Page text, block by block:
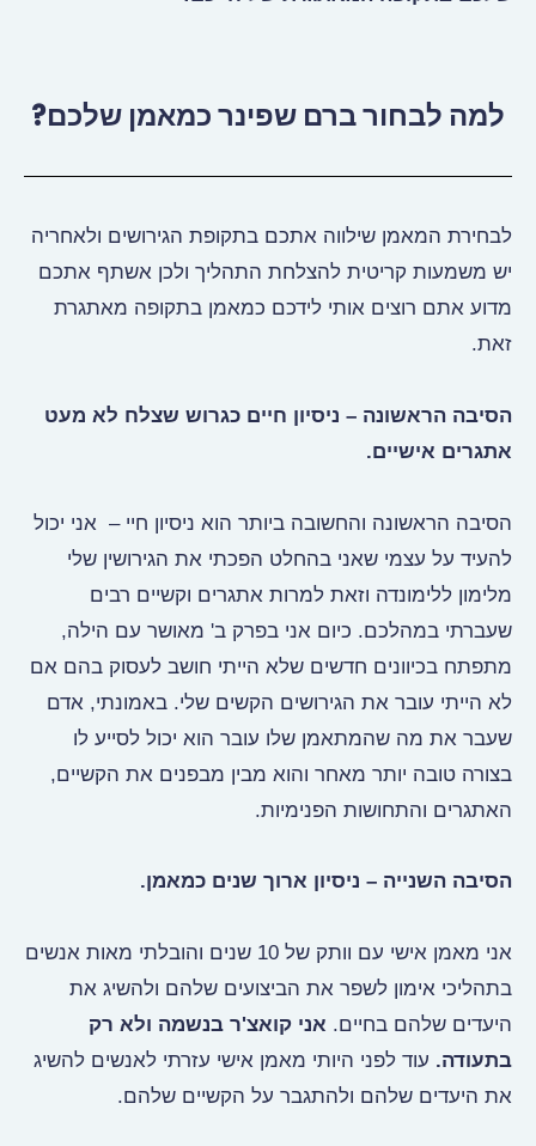
למה לבחור ברם שפינר כמאמן שלכם?
לבחירת המאמן שילווה אתכם בתקופת הגירושים ולאחריה
יש משמעות קריטית להצלחת התהליך ולכן אשתף אתכם
מדוע אתם רוצים אותי לידכם כמאמן בתקופה מאתגרת
זאת.
הסיבה הראשונה – ניסיון חיים כגרוש שצלח לא מעט
אתגרים אישיים.
הסיבה הראשונה והחשובה ביותר הוא ניסיון חיי – אני יכול
להעיד על עצמי שאני בהחלט הפכתי את הגירושין שלי
מלימון ללימונדה וזאת למרות אתגרים וקשיים רבים
שעברתי במהלכם. כיום אני בפרק ב' מאושר עם הילה,
מתפתח בכיוונים חדשים שלא הייתי חושב לעסוק בהם אם
לא הייתי עובר את הגירושים הקשים שלי. באמונתי, אדם
שעבר את מה שהמתאמן שלו עובר הוא יכול לסייע לו
בצורה טובה יותר מאחר והוא מבין מבפנים את הקשיים,
האתגרים והתחושות הפנימיות.
הסיבה השנייה – ניסיון ארוך שנים כמאמן.
אני מאמן אישי עם וותק של 10 שנים והובלתי מאות אנשים
בתהליכי אימון לשפר את הביצועים שלהם ולהשיג את
היעדים שלהם בחיים. אני קואצ'ר בנשמה ולא רק
בתעודה. עוד לפני היותי מאמן אישי עזרתי לאנשים להשיג
את היעדים שלהם ולהתגבר על הקשיים שלהם.